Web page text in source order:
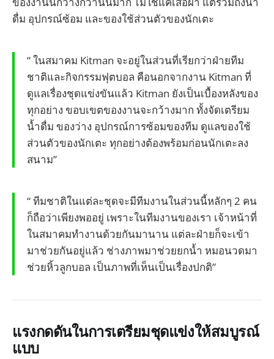
ดื่ม อุปกรณ์ซ้อม และของใช้ส่วนตัวของนักเตะ
“ ในสมาคม Kitman จะอยู่ในส่วนที่เรียกว่าฝ่ายทีม
ชาติและกิจกรรมฟุตบอล คือนอกจากงาน Kitman ที่
ดูแลเรื่องชุดแข่งขันแล้ว Kitman ยังเป็นเบื้องหลังของ
ทุกอย่าง ขอบเขตของงานจะกว้างมาก ทั้งจัดเตรียม
น้ำดื่ม ของว่าง อุปกรณ์การซ้อมของทีม ดูแลของใช้
ส่วนตัวของนักเตะ ทุกอย่างต้องพร้อมก่อนนักเตะลง
สนาม”
“ ทีมชาติในแต่ละชุดจะมีทีมงานในส่วนนี้หลักๆ 2 คน
ก็ถือว่าเพียงพออยู่ เพราะในทีมงานของเรา เจ้าหน้าที่
ในสมาคมทำงานด้วยกันมานาน แต่ละฝ่ายก็จะเข้า
มาช่วยกันอยู่แล้ว ช่างภาพมาช่วยยกน้ำ หมอนวดมา
ช่วยหิ้วลูกบอล เป็นภาพที่เห็นเป็นเรื่องปกติ”
แรงกดดันในการเตรียมชุดแข่งให้สมบูรณ์
แบบ